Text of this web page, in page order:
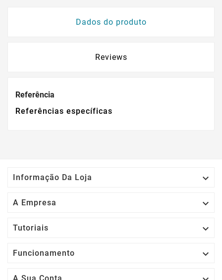
Dados do produto
Reviews
Referência
Referências específicas
Informação Da Loja 
A Empresa 
Tutoriais 
Funcionamento 